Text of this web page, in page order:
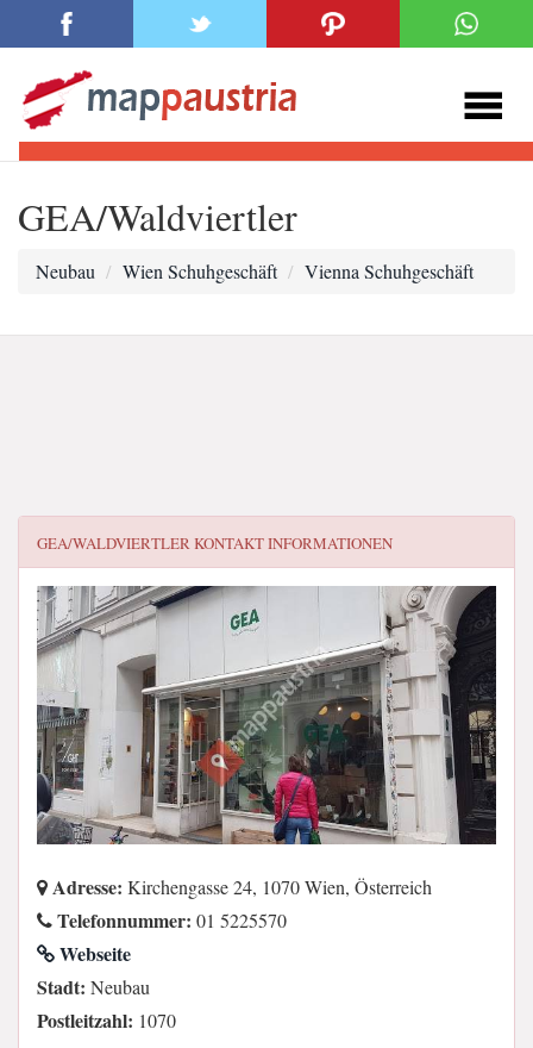
GEA/Waldviertler
Neubau Wien Schuhgeschäft Vienna Schuhgeschäft
GEA/WALDVIERTLERKONTAKT INFORMATIONEN
Adresse: Kirchengasse 24, 1070 Wien, Österreich
Telefonnummer: 01 5225570
Webseite
Stadt: Neubau
Postleitzahl: 1070